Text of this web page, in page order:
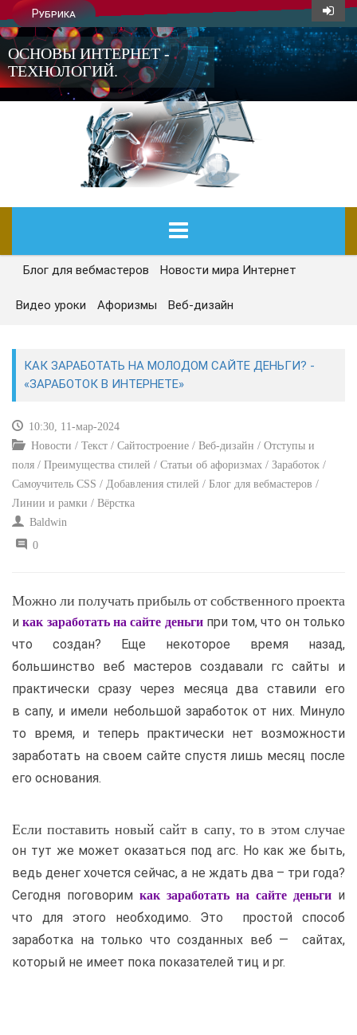
Рубрика
ОСНОВЫ ИНТЕРНЕТ -
ТЕХНОЛОГИЙ.
ГЛАВНАЯ
СЕГОДНЯ
РЕМОНТ И СОВЕТЫ
ИНТЕРНЕТ И СВЯЗЬ
УЧЕБНИК CSS
Блог для вебмастеров Новости мира Интернет
Видео уроки Афоризмы Веб-дизайн
КАК ЗАРАБОТАТЬ НА МОЛОДОМ САЙТЕ ДЕНЬГИ? -
«ЗАРАБОТОК В ИНТЕРНЕТЕ»
10:30, 11-мар-2024
Новости / Текст / Сайтостроение / Веб-дизайн / Отступы и
поля / Преимущества стилей / Статьи об афоризмах / Заработок /
Самоучитель CSS / Добавления стилей / Блог для вебмастеров /
Линии и рамки / Вёрстка
Baldwin
0
Можно ли получать прибыль от собственного проекта
икак заработать на сайте деньгипри том, что он только
что создан? Еще некоторое время назад,
большинство веб мастеров создавали гс сайты и
практически сразу через месяца два ставили его
в сапу, и имели небольшой заработок от них. Минуло
то время, и теперь практически нет возможности
заработать на своем сайте спустя лишь месяц после
его основания.
Если поставить новый сайт в сапу, то в этом случае
он тут же может оказаться под агс. Но как же быть,
ведь денег хочется сейчас, а не ждать два – три года?
Сегодня поговорим как заработать на сайте деньги и
что для этого необходимо. Это простой способ
заработка на только что созданных веб — сайтах,
который не имеет пока показателей тиц и pr.